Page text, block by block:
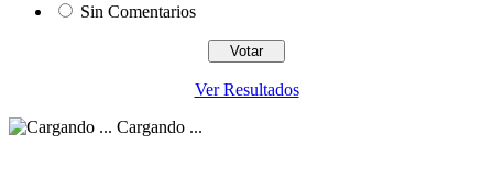
Sin Comentarios
Ver Resultados
Cargando ...